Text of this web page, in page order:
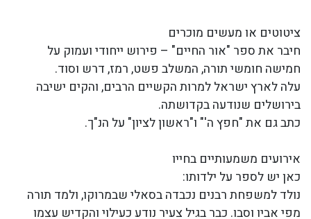
ציטוטים או מעשים מוכרים
חיבר את ספר "אור החיים" – פירוש ייחודי ועמוק על
חמישה חומשי תורה, המשלב פשט, רמז, דרש וסוד.
עלה לארץ ישראל למרות הקשיים הרבים, והקים ישיבה
בירושלים שנודעה בקדושתה.
כתב גם את "חפץ ה'" ו"ראשון לציון" על הנ"ך.
אירועים משמעותיים בחייו
כאן יש לספר על ילדותו:
נולד למשפחת רבנים נכבדה בסאלי שבמרוקו, ולמד תורה
מפי אביו וסבו. כבר בגיל צעיר נודע כעילוי והקדיש עצמו